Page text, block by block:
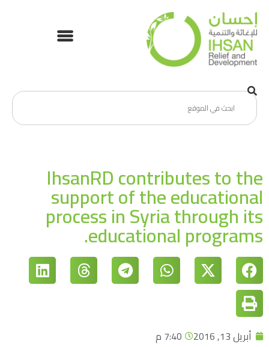
IhsanRD contributes to the
support of the educational
process in Syria through its
educational programs.
أبريل 13, 2016 7:40 م